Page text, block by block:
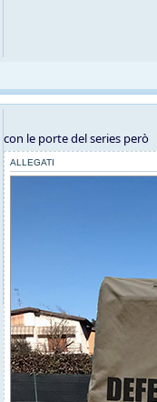
con le porte del series però
ALLEGATI